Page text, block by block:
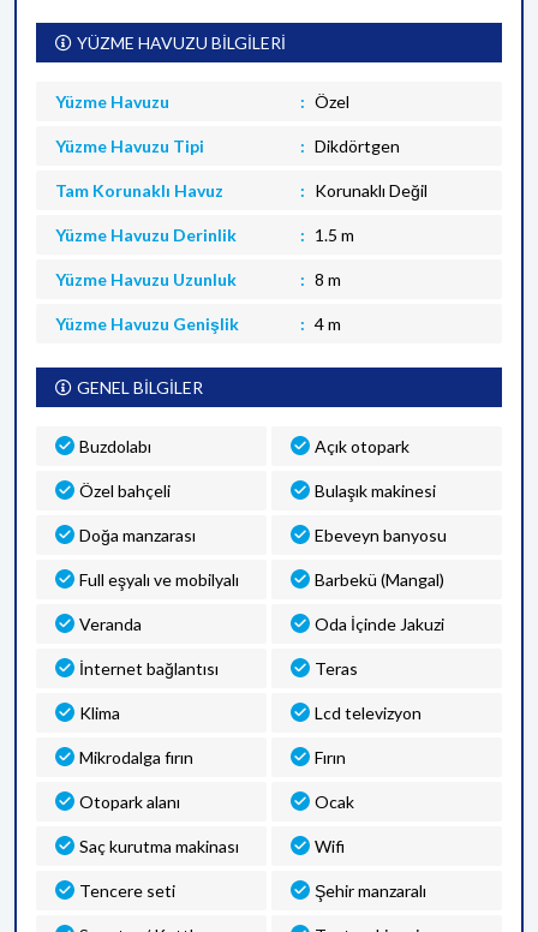
YÜZME HAVUZU BİLGİLERİ
Yüzme Havuzu Özel
Yüzme Havuzu Tipi Dikdörtgen
Tam Korunaklı Havuz Korunaklı Değil
Yüzme Havuzu Derinlik 1.5 m
Yüzme Havuzu Uzunluk 8 m
Yüzme Havuzu Genişlik 4 m
GENEL BİLGİLER
Buzdolabı Açık otopark
Özel bahçeli Bulaşık makinesi
Doğa manzarası Ebeveyn banyosu
Full eşyalı ve mobilyalı Barbekü (Mangal)
Veranda Oda İçinde Jakuzi
İnternet bağlantısı Teras
Klima Lcd televizyon
Mikrodalga fırın Fırın
Otopark alanı Ocak
Saç kurutma makinası Wifi
Tencere seti Şehir manzaralı